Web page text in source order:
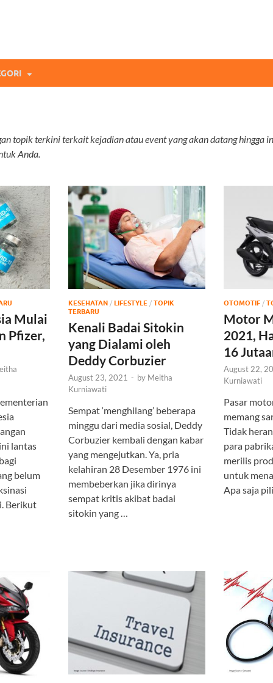
topik terkini terkait kejadian atau event yang akan datang hingga
Anda.
Mulai
Pfizer,
lantas
belum
Berikut
KESEHATAN/ LIFESTYLE / TOPIK
TERBARU
Kenali Badai Sitokin
yang Dialami oleh
Deddy Corbuzier
August 23, 2021 - by Meitha
Kurniawati
Sempat ‘menghilang’ beberapa
minggu dari media sosial, Deddy
Corbuzier kembali dengan kabar
yang mengejutkan. Ya, pria
kelahiran 28 Desember 1976 ini
membeberkan jika dirinya
sempat kritis akibat badai
sitokin yang …
OTOMOTIF/
Motor
2021,
16
August 22,
Kurniawati
Pasar
memang
Tidak
para
merilis
untuk
Apa saja